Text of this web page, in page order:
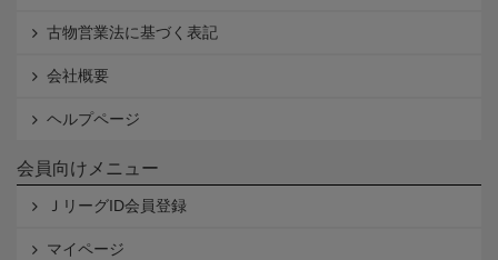
古物営業法に基づく表記
会社概要
ヘルプページ
会員向けメニュー
ＪリーグID会員登録
マイページ